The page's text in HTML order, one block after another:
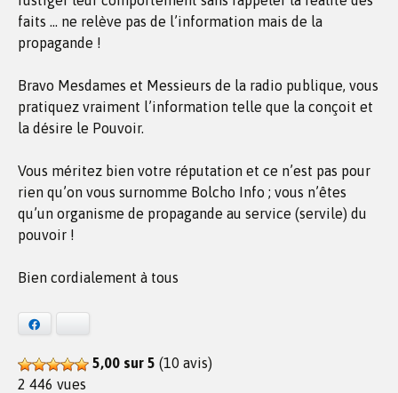
faits … ne relève pas de l’information mais de la
propagande !
Bravo Mesdames et Messieurs de la radio publique, vous
pratiquez vraiment l’information telle que la conçoit et
la désire le Pouvoir.
Vous méritez bien votre réputation et ce n’est pas pour
rien qu’on vous surnomme Bolcho Info ; vous n’êtes
qu’un organisme de propagande au service (servile) du
pouvoir !
Bien cordialement à tous
5,00 sur 5 (10 avis)
2 446 vues